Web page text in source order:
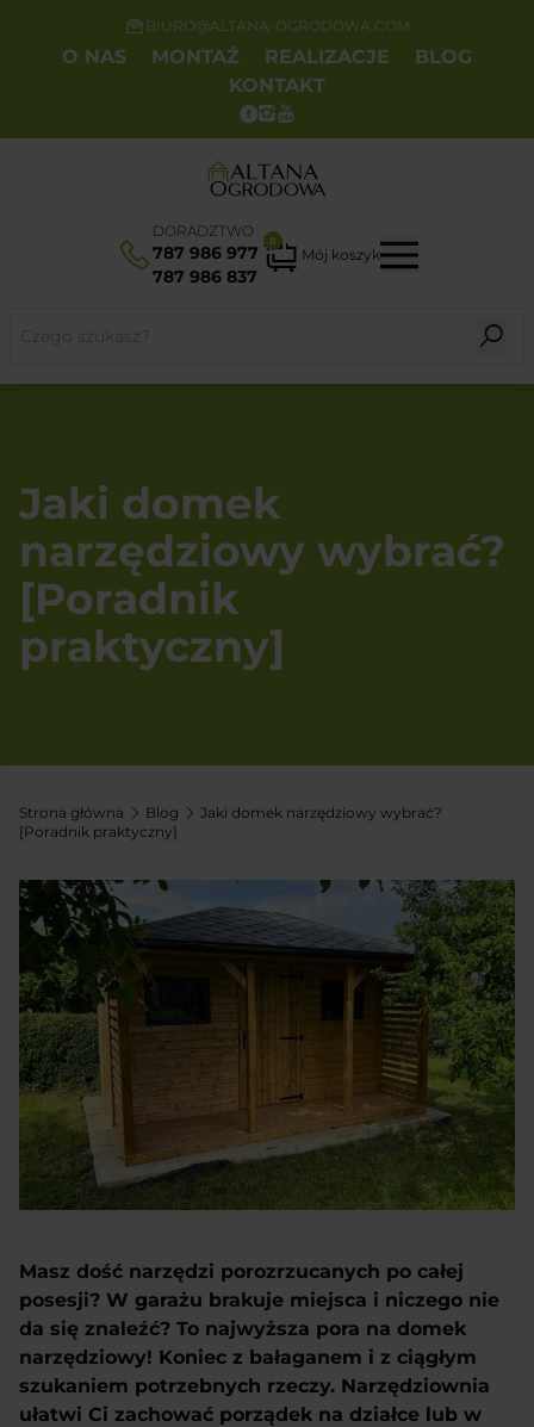
BIURO@ALTANA-OGRODOWA.COM
O NAS MONTAŻ REALIZACJE
BLOG
KONTAKT
DORADZTWO
787 986 977
787 986 837
0
Mój koszyk
Jaki domek
narzędziowy wybrać?
[Poradnik
praktyczny]
Strona główna Blog
Jaki domek narzędziowy wybrać?
[Poradnik praktyczny]
Masz dość narzędzi porozrzucanych po całej
posesji? W garażu brakuje miejsca i niczego nie
da się znaleźć? To najwyższa pora na domek
narzędziowy! Koniec z bałaganem i z ciągłym
szukaniem potrzebnych rzeczy. Narzędziownia
ułatwi Ci zachować porządek na działce lub w